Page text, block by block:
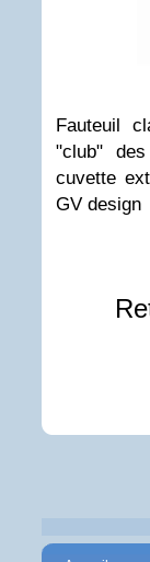
Fauteuil
"club"
cuvette
GV design